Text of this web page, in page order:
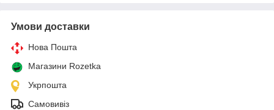
Умови доставки
Нова Пошта
Магазини Rozetka
Укрпошта
Самовивіз